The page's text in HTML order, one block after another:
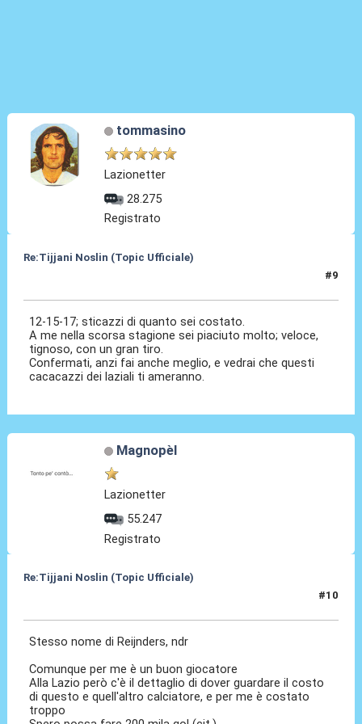
tommasino
Lazionetter
28.275
Registrato
Re:Tijjani Noslin (Topic Ufficiale)
#9
12-15-17; sticazzi di quanto sei costato.
A me nella scorsa stagione sei piaciuto molto; veloce,
tignoso, con un gran tiro.
Confermati, anzi fai anche meglio, e vedrai che questi
cacacazzi dei laziali ti ameranno.
Magnopèl
Lazionetter
55.247
Registrato
Re:Tijjani Noslin (Topic Ufficiale)
#10
Stesso nome di Reijnders, ndr
Comunque per me è un buon giocatore
Alla Lazio però c'è il dettaglio di dover guardare il costo
di questo e quell'altro calciatore, e per me è costato
troppo